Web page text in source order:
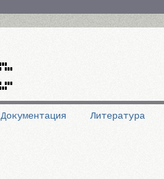
Документация Литература